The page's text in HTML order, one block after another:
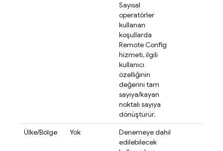
Sayısal
operatörler
kullanan
koşullarda
Remote Config
hizmeti, ilgili
kullanıcı
özelliğinin
değerini tam
sayıya/kayan
noktalı sayıya
dönüştürür.
Ülke/Bölge Yok
Denemeye dahil
edilebilecek